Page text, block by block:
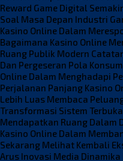
Reward Game Digital
Soal Masa Depan Industri
Kasino Online Dalam
Bagaimana Kasino Online
Ruang Publik Modern
Dan Pergeseran Pola
Online Dalam Menghadapi
Perjalanan Panjang Kasino
Lebih Luas Membaca
Transformasi Sistem Terbuka
Mendapatkan Ruang Dalam
Kasino Online Dalam
Sekarang Melihat Kembali
Arus Inovasi Media Dinamika